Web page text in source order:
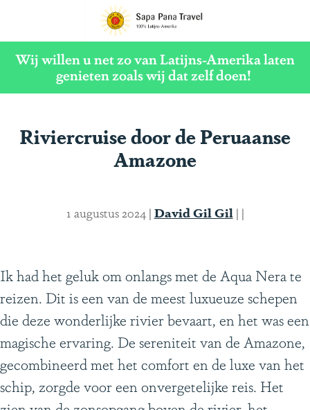
G
n
a
r
d
o
p
a
g
e
Wij willen u net zo van Latijns-Amerika laten
genieten zoals wij dat zelf doen!
Riviercruise door de Peruaanse
Amazone
1 augustus 2024 |David Gil Gil | |
Ik had het geluk om onlangs met de Aqua Nera te
reizen. Dit is een van de meest luxueuze schepen
die deze wonderlijke rivier bevaart, en het was een
magische ervaring. De sereniteit van de Amazone,
gecombineerd met het comfort en de luxe van het
schip, zorgde voor een onvergetelijke reis. Het